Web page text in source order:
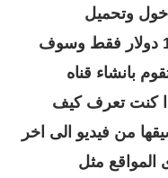
وتحميل
الفيديوهات لمده سنه كامله بـ 199 دولار فقط وسوف
بانشاء قناه
كنت تعرف كيف
من فيديو الى اخر
المواقع مثل